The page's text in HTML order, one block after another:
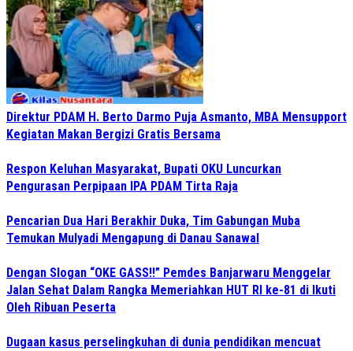
Direktur PDAM H. Berto Darmo Puja Asmanto, MBA Mensupport
Kegiatan Makan Bergizi Gratis Bersama
Respon Keluhan Masyarakat, Bupati OKU Luncurkan
Pengurasan Perpipaan IPA PDAM Tirta Raja
Pencarian Dua Hari Berakhir Duka, Tim Gabungan Muba
Temukan Mulyadi Mengapung di Danau Sanawal
Dengan Slogan “OKE GASS!!” Pemdes Banjarwaru Menggelar
Jalan Sehat Dalam Rangka Memeriahkan HUT RI ke-81 di Ikuti
Oleh Ribuan Peserta
Dugaan kasus perselingkuhan di dunia pendidikan mencuat